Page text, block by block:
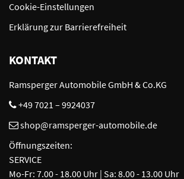
Cookie-Einstellungen
Erklärung zur Barrierefreiheit
KONTAKT
Ramsperger Automobile GmbH & Co.KG
+49 7021 – 9924037
shop@ramsperger-automobile.de
Öffnungszeiten:
SERVICE
Mo-Fr: 7.00 - 18.00 Uhr | Sa: 8.00 - 13.00 Uhr